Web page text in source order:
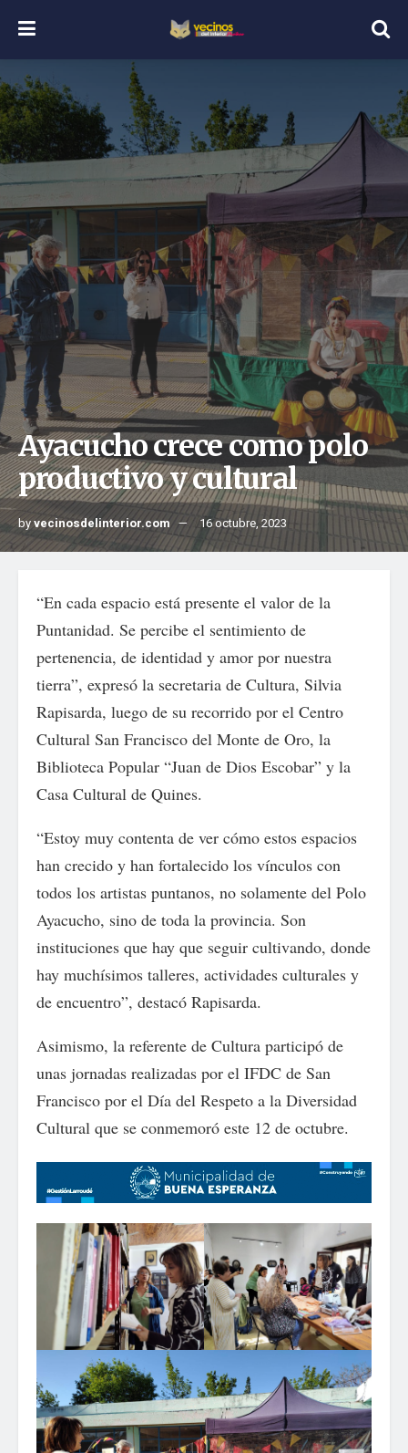
Ayacucho crece como polo
productivo y cultural
byvecinosdelinterior.com 16 octubre, 2023
“En cada espacio está presente el valor de la
Puntanidad. Se percibe el sentimiento de
pertenencia, de identidad y amor por nuestra
tierra”, expresó la secretaria de Cultura, Silvia
Rapisarda, luego de su recorrido por el Centro
Cultural San Francisco del Monte de Oro, la
Biblioteca Popular “Juan de Dios Escobar” y la
Casa Cultural de Quines.
“Estoy muy contenta de ver cómo estos espacios
han crecido y han fortalecido los vínculos con
todos los artistas puntanos, no solamente del Polo
Ayacucho, sino de toda la provincia. Son
instituciones que hay que seguir cultivando, donde
hay muchísimos talleres, actividades culturales y
de encuentro”, destacó Rapisarda.
Asimismo, la referente de Cultura participó de
unas jornadas realizadas por el IFDC de San
Francisco por el Día del Respeto a la Diversidad
Cultural que se conmemoró este 12 de octubre.